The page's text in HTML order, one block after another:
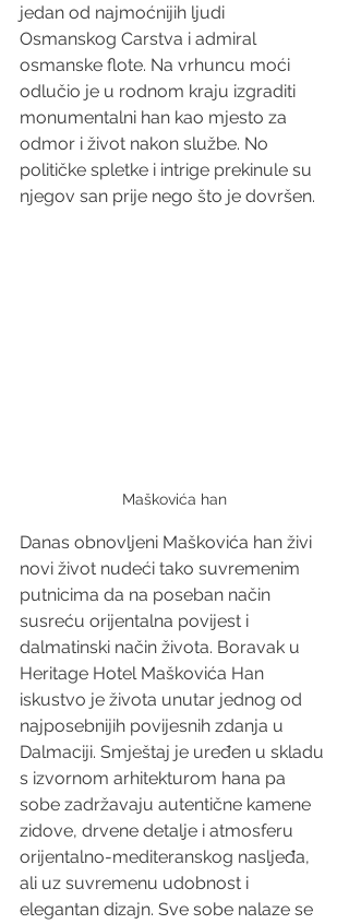
jedan od najmoćnijih ljudi
Osmanskog Carstva i admiral
osmanske flote. Na vrhuncu moći
odlučio je u rodnom kraju izgraditi
monumentalni han kao mjesto za
odmor i život nakon službe. No
političke spletke i intrige prekinule su
njegov san prije nego što je dovršen.
Maškovića han
Danas obnovljeni Maškovića han živi
novi život nudeći tako suvremenim
putnicima da na poseban način
susreću orijentalna povijest i
dalmatinski način života. Boravak u
Heritage Hotel Maškovića Han
iskustvo je života unutar jednog od
najposebnijih povijesnih zdanja u
Dalmaciji. Smještaj je uređen u skladu
s izvornom arhitekturom hana pa
sobe zadržavaju autentične kamene
zidove, drvene detalje i atmosferu
orijentalno-mediteranskog nasljeđa,
ali uz suvremenu udobnost i
elegantan dizajn. Sve sobe nalaze se